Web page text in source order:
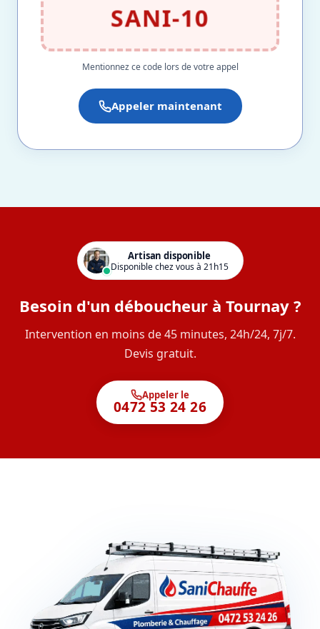
SANI-10
Mentionnez ce code lors de votre appel
Appeler maintenant
Artisan disponible
Disponible chez vous à 21h15
Besoin d'un déboucheur à Tournay ?
Intervention en moins de 45 minutes, 24h/24, 7j/7.
Devis gratuit.
Appeler le
0472 53 24 26